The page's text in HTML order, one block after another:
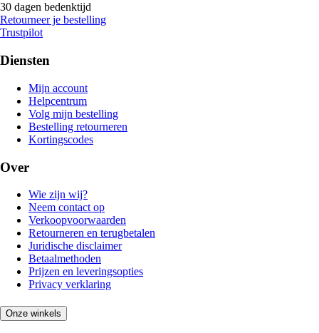
30 dagen bedenktijd
Retourneer je bestelling
Trustpilot
Diensten
Mijn account
Helpcentrum
Volg mijn bestelling
Bestelling retourneren
Kortingscodes
Over
Wie zijn wij?
Neem contact op
Verkoopvoorwaarden
Retourneren en terugbetalen
Juridische disclaimer
Betaalmethoden
Prijzen en leveringsopties
Privacy verklaring
Onze winkels